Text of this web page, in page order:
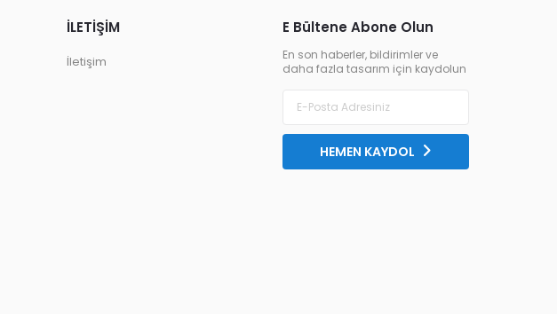
E Bültene Abone Olun
En son haberler, bildirimler ve
daha fazla tasarım için kaydolun
HEMEN KAYDOL
İLETİŞİM
İletişim